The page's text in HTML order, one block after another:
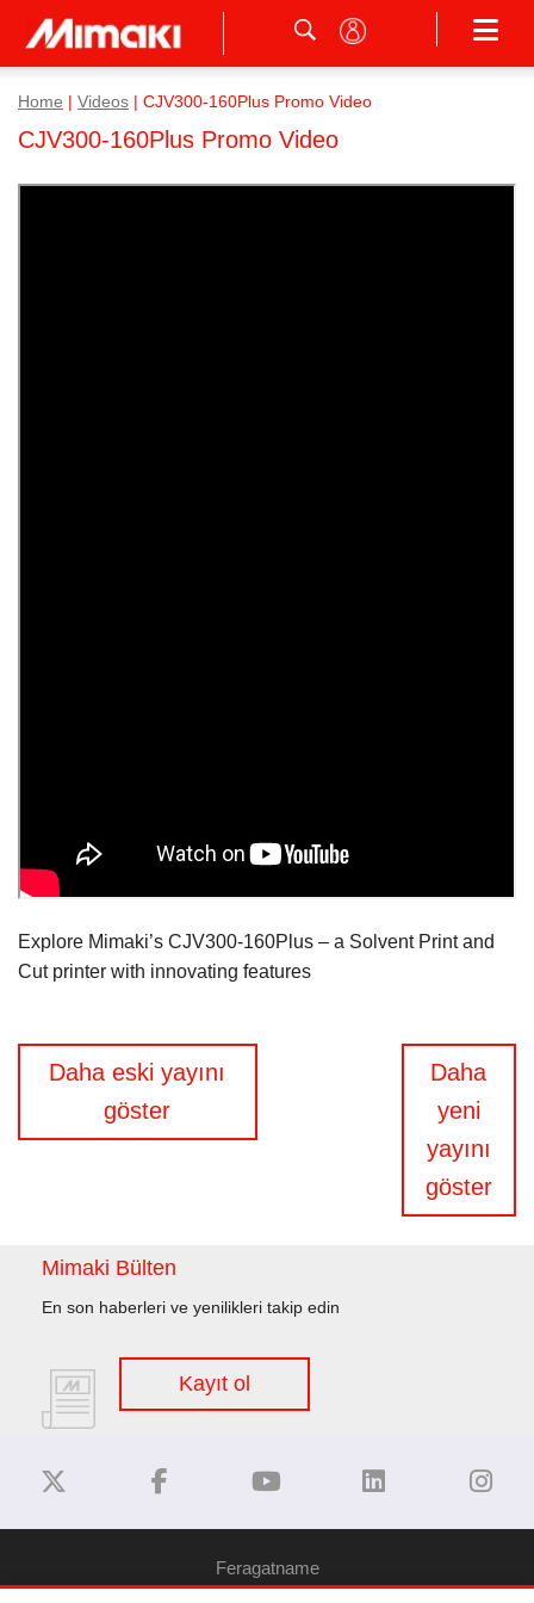
Home Videos CJV300-160Plus Promo Video
CJV300-160Plus Promo Video
Explore Mimaki’s CJV300-160Plus – a Solvent Print and
Cut printer with innovating features
Yazı
Daha eski yayını
göster
Daha
yeni
yayını
göster
Mimaki Bülten
En son haberleri ve yenilikleri takip edin
Kayıt ol
Feragatname